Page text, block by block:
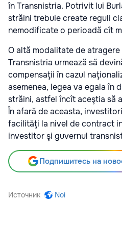
în Transnistria. Potrivit lui
străini trebuie create reguli
nemodificate o perioadă cît
O altă modalitate de
Transnistria urmează să
compensaţii în cazul
asemenea, legea va egala în
străini, astfel încît aceştia să
În afară de aceasta,
facilităţi la nivel de contract
investitor şi guvernul
Подпишитесь на
Источник Noi